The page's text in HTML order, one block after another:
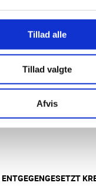
Tillad alle
Tillad valgte
Afvis